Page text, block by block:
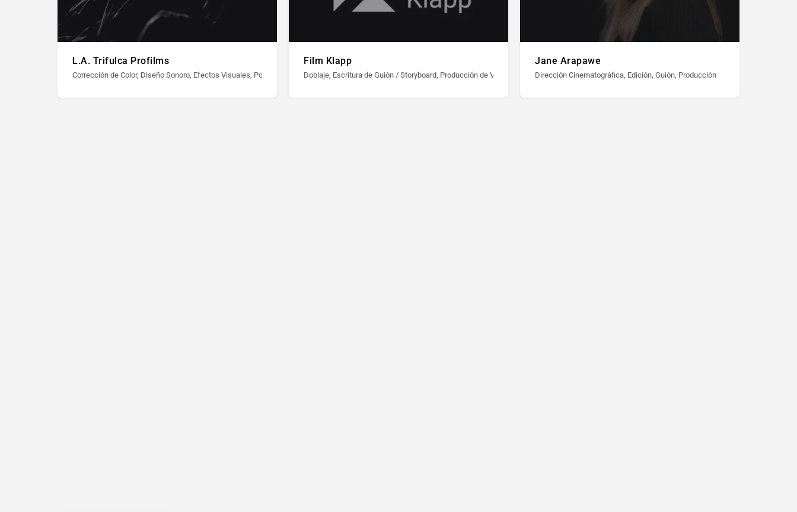
L.A. Trifulca Profilms
Corrección de Color, Diseño Sonoro, Efectos Visuales, Post Producción / Edición, Producción de Video, Publicidad, Video Documental, Video Experimental
Film Klapp
Doblaje, Escritura de Guión / Storyboard, Producción de Video, Publicidad, Subtítulos, Video Documental
Jane Arapawe
Dirección Cinematográfica, Edición, Guión, Producción